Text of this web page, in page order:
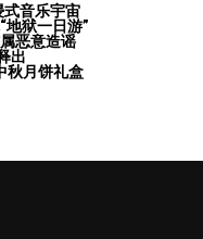
音乐宇宙
狱一日游”
恶意造谣
出
秋月饼礼盒